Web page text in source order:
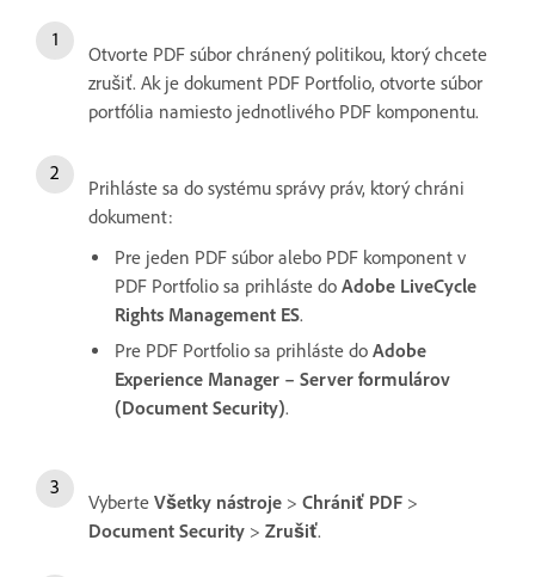
Otvorte PDF súbor chránený politikou, ktorý chcete
zrušiť. Ak je dokument PDF Portfolio, otvorte súbor
portfólia namiesto jednotlivého PDF komponentu.
Prihláste sa do systému správy práv, ktorý chráni
dokument:
Pre jeden PDF súbor alebo PDF komponent v
PDF Portfolio sa prihláste do Adobe LiveCycle
Rights Management ES.
Pre PDF Portfolio sa prihláste do Adobe
Experience Manager – Server formulárov
(Document Security).
Vyberte Všetky nástroje > Chrániť PDF >
Document Security > Zrušiť.